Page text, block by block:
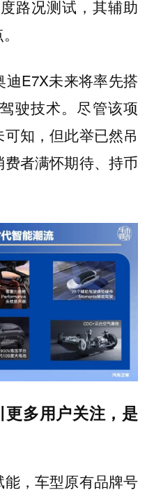
路况测试，其辅助
E7X未来将率先搭
驶技术。尽管该项
知，但此举已然吊
者满怀期待、持币
多用户关注，是
，车型原有品牌号